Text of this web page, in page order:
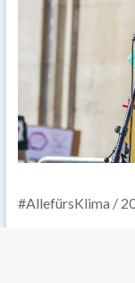
#AllefürsKlima /